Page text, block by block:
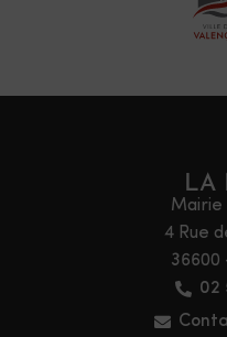
LA
Mairie
4 Rue
36600
02